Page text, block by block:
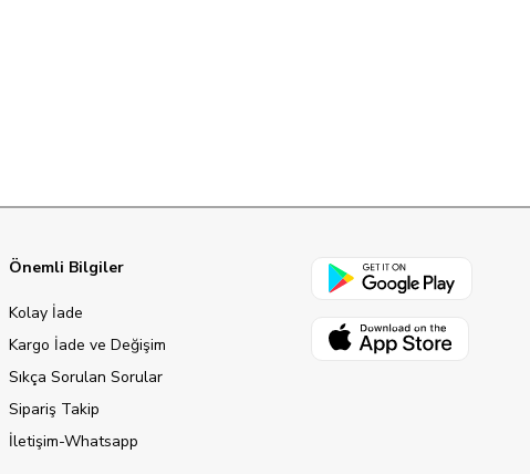
Önemli Bilgiler
Kolay İade
Kargo İade ve Değişim
Sıkça Sorulan Sorular
Sipariş Takip
İletişim-Whatsapp